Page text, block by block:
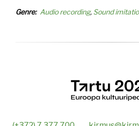
Genre Audio recording Sound